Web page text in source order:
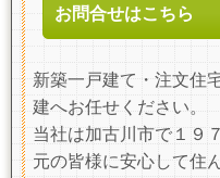
お問合せはこちら
新築一戸建て・注文住
建へお任せください。
当社は加古川市で１９
元の皆様に安心して住